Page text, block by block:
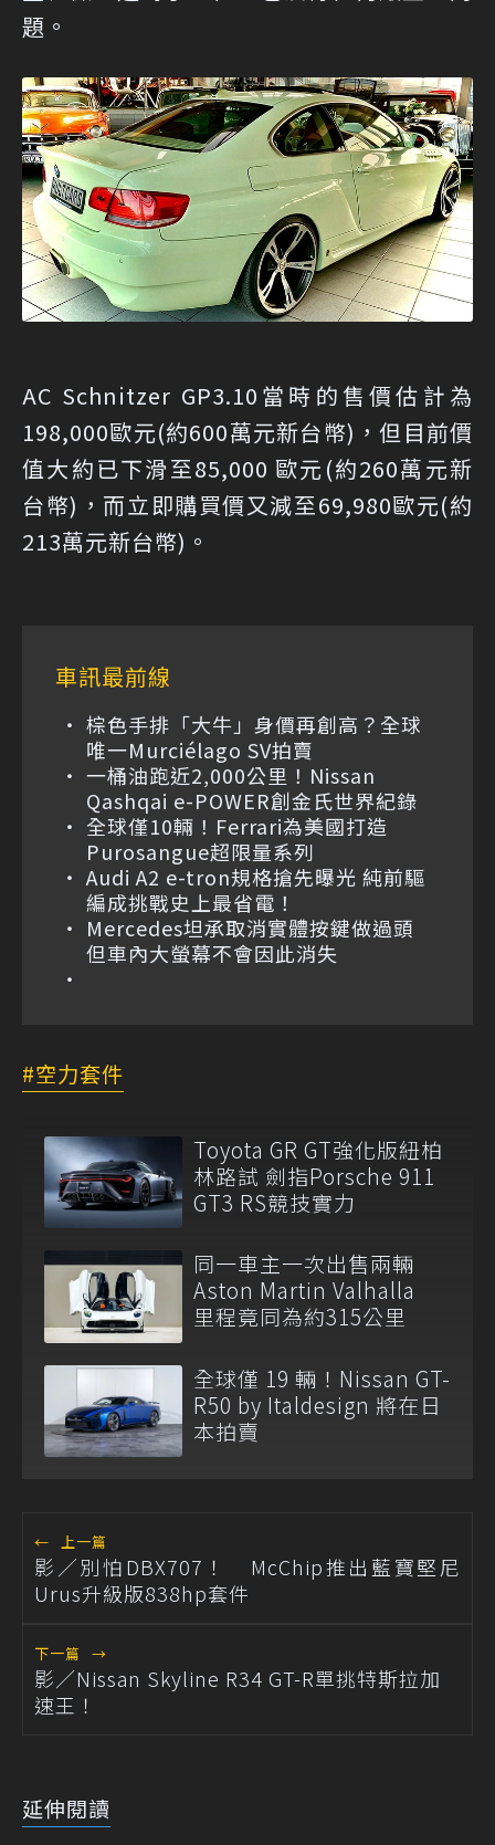
題。
AC Schnitzer GP3.10當時的售價估計為
198,000歐元(約600萬元新台幣)，但目前價
值大約已下滑至85,000 歐元(約260萬元新
台幣)，而立即購買價又減至69,980歐元(約
213萬元新台幣)。
車訊最前線
棕色手排「大牛」身價再創高？全球
唯一Murciélago SV拍賣
一桶油跑近2,000公里！Nissan
Qashqai e-POWER創金氏世界紀錄
全球僅10輛！Ferrari為美國打造
Purosangue超限量系列
Audi A2 e-tron規格搶先曝光 純前驅
編成挑戰史上最省電！
Mercedes坦承取消實體按鍵做過頭
但車內大螢幕不會因此消失
空力套件
Toyota GR GT強化版紐柏
林路試 劍指Porsche 911
GT3 RS競技實力
同一車主一次出售兩輛
Aston Martin Valhalla
里程竟同為約315公里
全球僅 19 輛！Nissan GT-
R50 by Italdesign 將在日
本拍賣
← 上一篇
影／別怕DBX707！ McChip推出藍寶堅尼
Urus升級版838hp套件
下一篇 →
影／Nissan Skyline R34 GT-R單挑特斯拉加
速王！
延伸閱讀